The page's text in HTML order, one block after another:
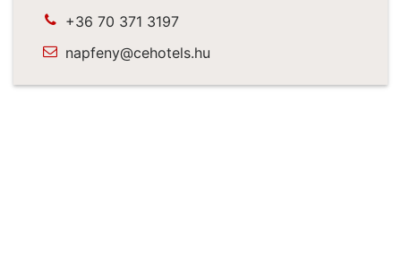
+36 70 371 3197
napfeny@cehotels.hu